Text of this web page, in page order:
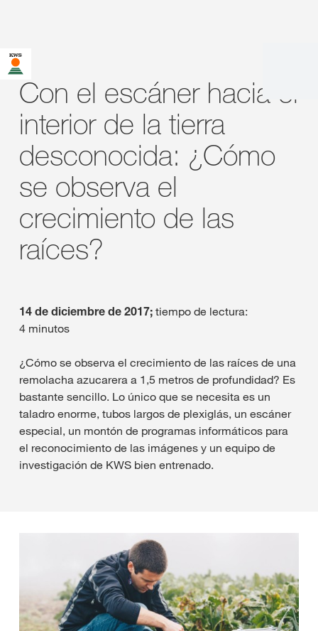
Con el escáner hacia el
interior de la tierra
desconocida: ¿Cómo
se observa el
crecimiento de las
raíces?
14 de diciembre de 2017; tiempo de lectura:
4 minutos
¿Cómo se observa el crecimiento de las raíces de una
remolacha azucarera a 1,5 metros de profundidad? Es
bastante sencillo. Lo único que se necesita es un
taladro enorme, tubos largos de plexiglás, un escáner
especial, un montón de programas informáticos para
el reconocimiento de las imágenes y un equipo de
investigación de KWS bien entrenado.